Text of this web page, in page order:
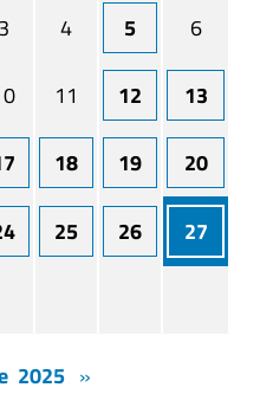
3 4 5 6
11 12 13
18 19 20
25 26 27
2025 »